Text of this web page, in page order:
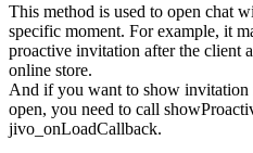
This method is used to open chat
specific moment. For example, it
proactive invitation after the client
online store.
And if you want to show invitation
open, you need to call
jivo_onLoadCallback.